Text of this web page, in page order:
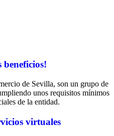
beneficios!
de Sevilla, son un grupo de
unos requisitos mínimos
de la entidad.
virtuales